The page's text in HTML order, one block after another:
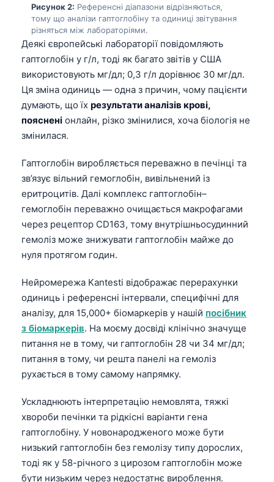
Рисунок 2: Референсні діапазони відрізняються,
тому що аналізи гаптоглобіну та одиниці звітування
різняться між лабораторіями.
Деякі європейські лабораторії повідомляють
гаптоглобін у г/л, тоді як багато звітів у США
використовують мг/дл; 0,3 г/л дорівнює 30 мг/дл.
Ця зміна одиниць — одна з причин, чому пацієнти
думають, що їх результати аналізів крові,
пояснені онлайн, різко змінилися, хоча біологія не
змінилася.
Гаптоглобін виробляється переважно в печінці та
зв’язує вільний гемоглобін, вивільнений із
еритроцитів. Далі комплекс гаптоглобін–
гемоглобін переважно очищається макрофагами
через рецептор CD163, тому внутрішньосудинний
гемоліз може знижувати гаптоглобін майже до
нуля протягом годин.
Нейромережа Kantesti відображає перерахунки
одиниць і референсні інтервали, специфічні для
аналізу, для 15,000+ біомаркерів у нашій посібник
з біомаркерів. На моєму досвіді клінічно значуще
питання не в тому, чи гаптоглобін 28 чи 34 мг/дл;
питання в тому, чи решта панелі на гемоліз
рухається в тому самому напрямку.
Ускладнюють інтерпретацію немовлята, тяжкі
хвороби печінки та рідкісні варіанти гена
гаптоглобіну. У новонародженого може бути
низький гаптоглобін без гемолізу типу дорослих,
тоді як у 58-річного з цирозом гаптоглобін може
бути низьким через недостатнє вироблення.